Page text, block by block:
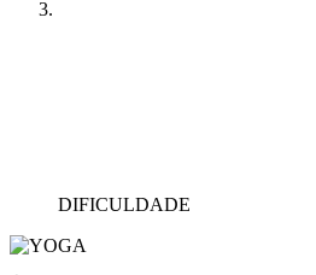
DIFICULDADE